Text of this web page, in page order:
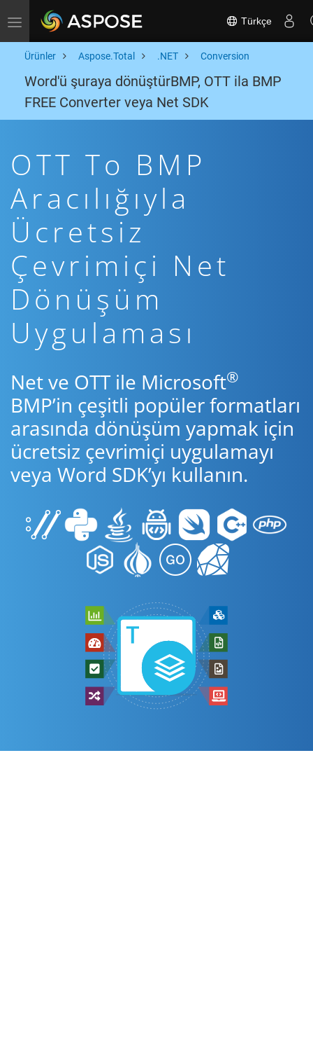
Toggle navigation Türkçe
Ürünler Aspose.Total .NET Conversion
Word'ü şuraya dönüştürBMP, OTT ila BMP
FREE Converter veya Net SDK
OTT To BMP
Aracılığıyla
Ücretsiz
Çevrimiçi Net
Dönüşüm
Uygulaması
Net ve OTT ile Microsoft®
BMP’in çeşitli popüler formatları
arasında dönüşüm yapmak için
ücretsiz çevrimiçi uygulamayı
veya Word SDK’yı kullanın.